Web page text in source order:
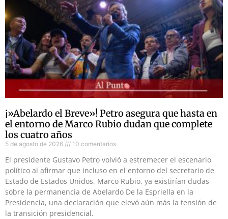
¡»Abelardo el Breve»! Petro asegura que hasta en
el entorno de Marco Rubio dudan que complete
los cuatro años
5 de agosto de 2026 10 comentarios
El presidente Gustavo Petro volvió a estremecer el escenario
político al afirmar que incluso en el entorno del secretario de
Estado de Estados Unidos, Marco Rubio, ya existirían dudas
sobre la permanencia de Abelardo De la Espriella en la
Presidencia, una declaración que elevó aún más la tensión de
la transición presidencial.